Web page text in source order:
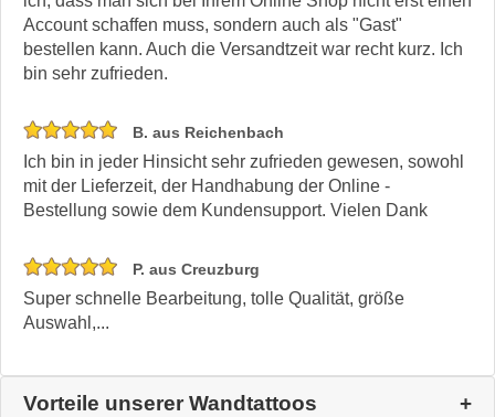
Account schaffen muss, sondern auch als "Gast"
bestellen kann. Auch die Versandtzeit war recht kurz. Ich
bin sehr zufrieden.
B. aus Reichenbach
Ich bin in jeder Hinsicht sehr zufrieden gewesen, sowohl
mit der Lieferzeit, der Handhabung der Online -
Bestellung sowie dem Kundensupport. Vielen Dank
P. aus Creuzburg
Super schnelle Bearbeitung, tolle Qualität, größe
Auswahl,...
Vorteile unserer Wandtattoos